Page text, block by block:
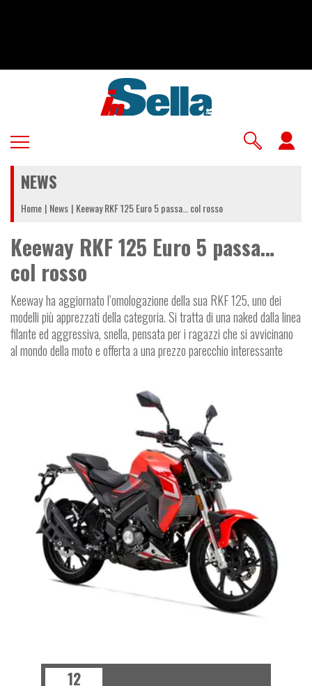
NEWS
Home News Keeway RKF 125 Euro 5 passa… col rosso
Keeway RKF 125 Euro 5 passa…
col rosso
Keeway ha aggiornato l’omologazione della sua RKF 125, uno dei
modelli più apprezzati della categoria. Si tratta di una naked dalla linea
filante ed aggressiva, snella, pensata per i ragazzi che si avvicinano
al mondo della moto e offerta a una prezzo parecchio interessante
12